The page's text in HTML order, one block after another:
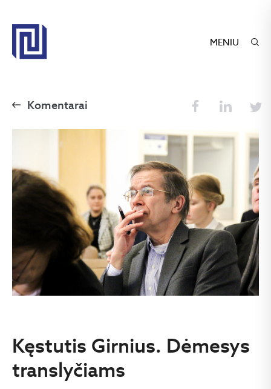
MENIU
Komentarai
Kęstutis Girnius. Dėmesys
translyčiams